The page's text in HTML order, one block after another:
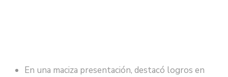
En una maciza presentación, destacó logros en